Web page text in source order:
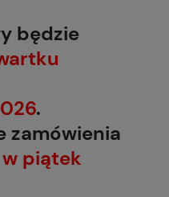
będzie
.
zamówienia
w piątek